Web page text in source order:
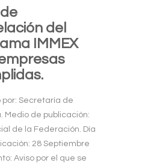
del
IMMEX
por: Secretaría de
Medio de publicación:
de la Federación. Día
28 Septiembre
Aviso por el que se